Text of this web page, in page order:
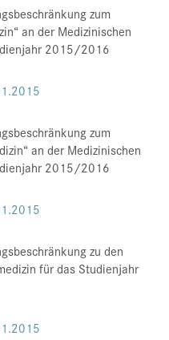
zum
an der Medizinischen
2015/2016
zum
an der Medizinischen
2015/2016
zu den
für das Studienjahr